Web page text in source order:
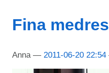
Fina
Anna 2011-06-20 22:54